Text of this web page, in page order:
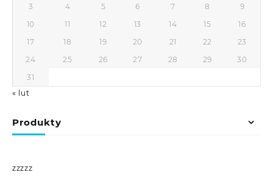
3
4 5 6 7 8
9
10
11 12 13 14 15
16
17
18 19 20 21 22
23
24
25 26 27 28 29
30
31
« lut
Produkty
zzzzz